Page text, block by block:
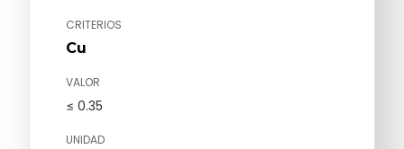
CRITERIOS
Cu
VALOR
≤ 0.35
UNIDAD